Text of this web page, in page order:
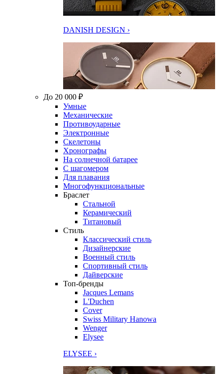
DANISH DESIGN ›
До 20 000 ₽
Умные
Механические
Противоударные
Электронные
Скелетоны
Хронографы
На солнечной батарее
С шагомером
Для плавания
Многофункциональные
Браслет
Стальной
Керамический
Титановый
Стиль
Классический стиль
Дизайнерские
Военный стиль
Спортивный стиль
Дайверские
Топ-бренды
Jacques Lemans
L'Duchen
Cover
Swiss Military Hanowa
Wenger
Elysee
ELYSEE ›